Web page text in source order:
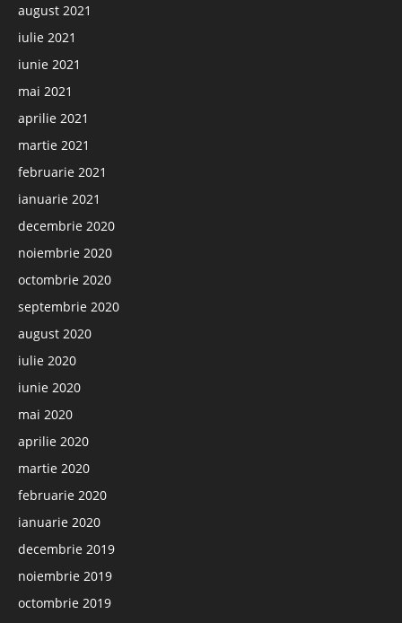
august 2021
iulie 2021
iunie 2021
mai 2021
aprilie 2021
martie 2021
februarie 2021
ianuarie 2021
decembrie 2020
noiembrie 2020
octombrie 2020
septembrie 2020
august 2020
iulie 2020
iunie 2020
mai 2020
aprilie 2020
martie 2020
februarie 2020
ianuarie 2020
decembrie 2019
noiembrie 2019
octombrie 2019